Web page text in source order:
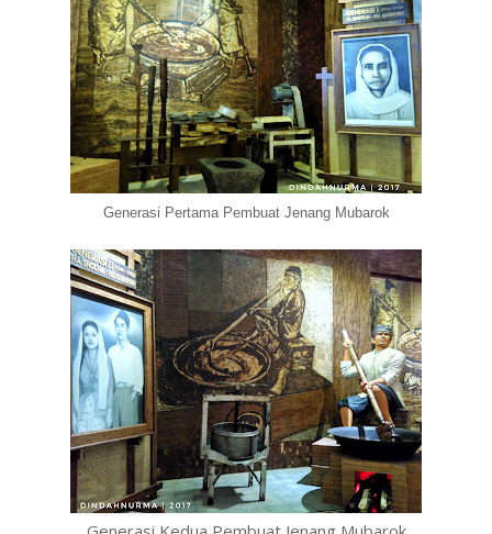
Generasi Pertama Pembuat Jenang Mubarok